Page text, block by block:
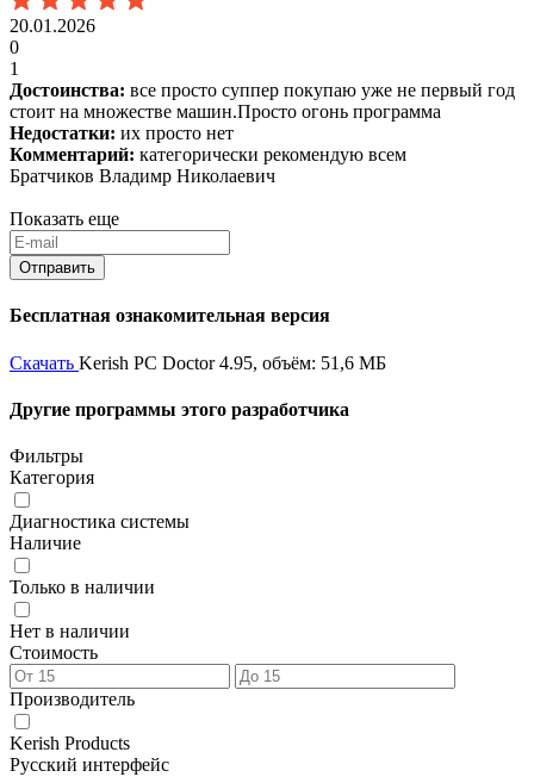
20.01.2026
0
1
Достоинства: все просто суппер покупаю уже не первый год
стоит на множестве машин.Просто огонь программа
Недостатки: их просто нет
Комментарий: категорически рекомендую всем
Братчиков Владимр Николаевич
Показать еще
Бесплатная ознакомительная версия
Скачать Kerish PC Doctor 4.95, объём: 51,6 МБ
Другие программы этого разработчика
Фильтры
Категория
Диагностика системы
Наличие
Только в наличии
Нет в наличии
Стоимость
Производитель
Kerish Products
Русский интерфейс